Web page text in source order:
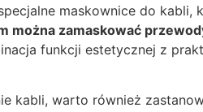
maskownice do kabli,
można zamaskować
funkcji estetycznej z
kabli, warto również